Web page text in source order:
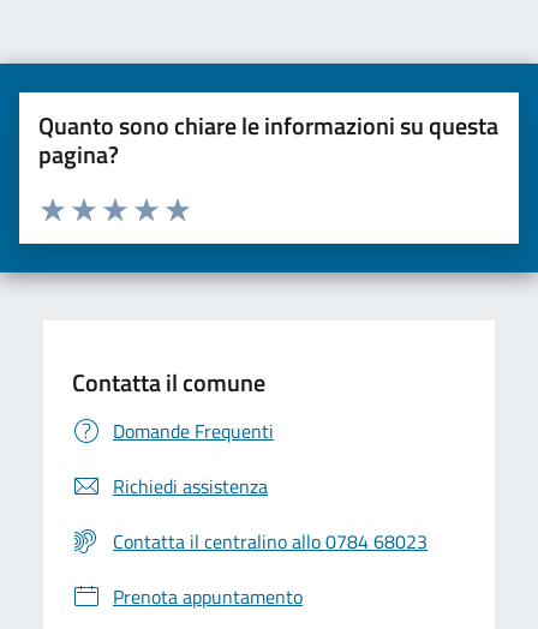
Quanto sono chiare le informazioni su questa
pagina?
Valuta da 1 a 5 stelle la pagina
Valuta 5 stelle su 5
Valuta 4 stelle su 5
Valuta 3 stelle su 5
Valuta 2 stelle su 5
Valuta una stella su 5
Contatta il comune
Domande Frequenti
Richiedi assistenza
Contatta il centralino allo 0784 68023
Prenota appuntamento